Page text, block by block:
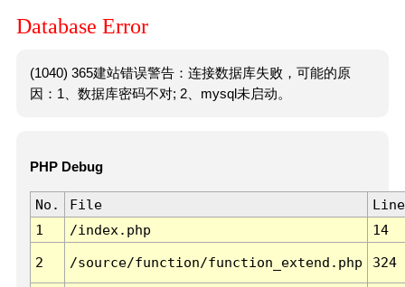
Database Error
(1040) 365建站错误警告：连接数据库失败，可能的原
因：1、数据库密码不对; 2、mysql未启动。
PHP Debug
No. File
Line
1
/index.php 14
2 /source/function/function_extend.php 324